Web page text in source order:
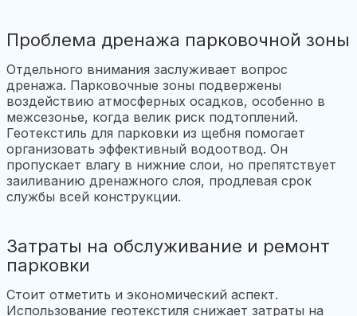
Проблема дренажа парковочной зоны
Отдельного внимания заслуживает вопрос
дренажа. Парковочные зоны подвержены
воздействию атмосферных осадков, особенно в
межсезонье, когда велик риск подтоплений.
Геотекстиль для парковки из щебня помогает
организовать эффективный водоотвод. Он
пропускает влагу в нижние слои, но препятствует
заиливанию дренажного слоя, продлевая срок
службы всей конструкции.
Затраты на обслуживание и ремонт
парковки
Стоит отметить и экономический аспект.
Использование геотекстиля снижает затраты на